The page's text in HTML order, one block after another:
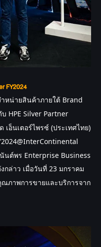
FY2024
หน่ายสินค้าภายใต้ Brand
HPE Silver Partner
เอ็นเตอร์ไพรซ์ (ประเทศไทย)
ต์พร Enterprise Business
กล่าว เมื่อวันที่ 23 มกราคม
ภาพการขายและบริการจาก